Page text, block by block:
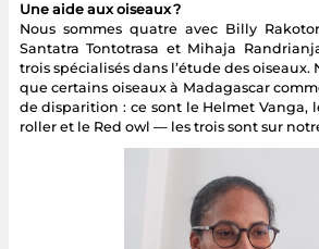
Une aide aux oiseaux ?
Nous sommes quatre avec Billy
Santatra Tontotrasa et Mihaja
trois spécialisés dans l’étude des oiseaux.
que certains oiseaux à Madagascar
de disparition : ce sont le Helmet Vanga,
roller et le Red owl — les trois sont sur